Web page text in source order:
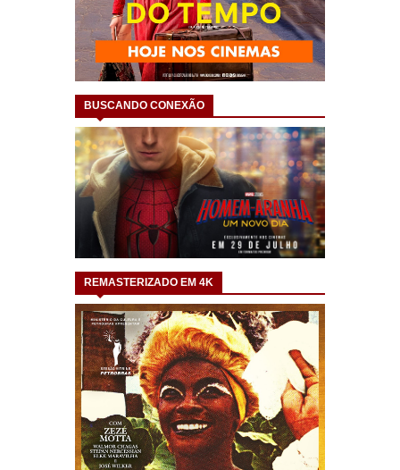
BUSCANDO CONEXÃO
REMASTERIZADO EM 4K